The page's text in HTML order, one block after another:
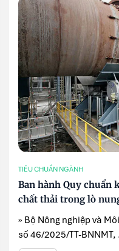
TIÊU CHUẨN NGÀNH
Ban hành Quy chuẩn
chất thải trong lò
» Bộ Nông nghiệp và
số 46/2025/TT-BNNMT,